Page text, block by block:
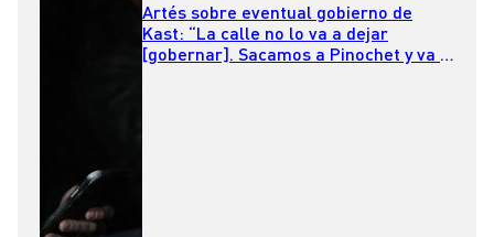
Artés sobre eventual gobierno de
Kast: “La calle no lo va a dejar
[gobernar]. Sacamos a Pinochet y va a